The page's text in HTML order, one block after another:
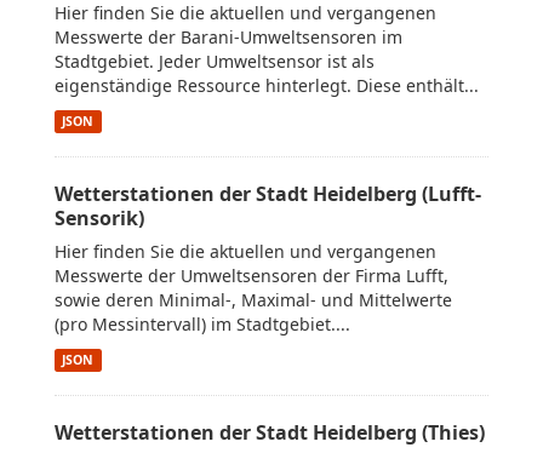
Hier finden Sie die aktuellen und vergangenen
Messwerte der Barani-Umweltsensoren im
Stadtgebiet. Jeder Umweltsensor ist als
eigenständige Ressource hinterlegt. Diese enthält...
JSON
Wetterstationen der Stadt Heidelberg (Lufft-
Sensorik)
Hier finden Sie die aktuellen und vergangenen
Messwerte der Umweltsensoren der Firma Lufft,
sowie deren Minimal-, Maximal- und Mittelwerte
(pro Messintervall) im Stadtgebiet....
JSON
Wetterstationen der Stadt Heidelberg (Thies)